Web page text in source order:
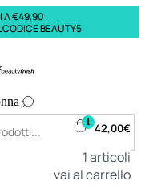
A €49,90
CODICE BEAUTY5
1 42,00€
1articoli
vai al carrello